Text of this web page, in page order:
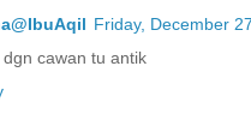
Friday, December
dgn cawan tu antik